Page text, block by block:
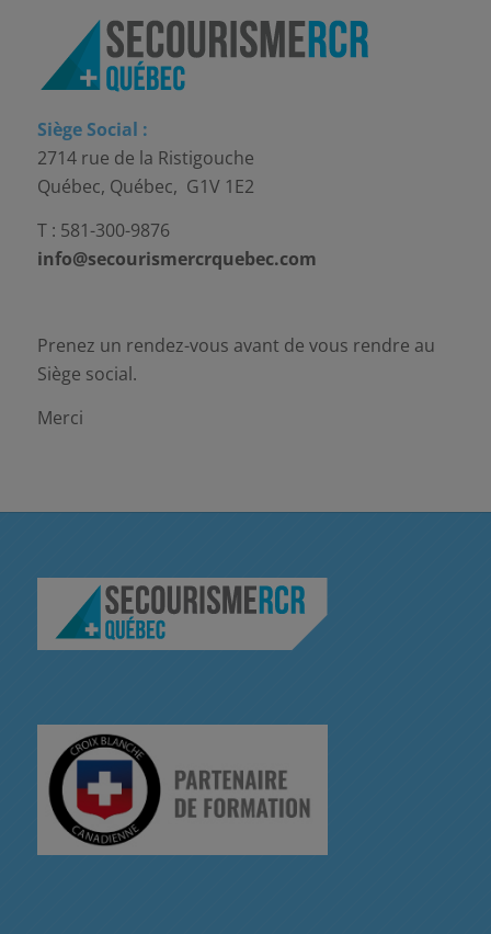
Siège Social :
2714 rue de la Ristigouche
Québec, Québec, G1V 1E2
T : 581-300-9876
info@secourismercrquebec.com
Prenez un rendez-vous avant de vous rendre au
Siège social.
Merci